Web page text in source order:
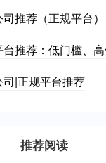
推荐（正规平台）
推荐：低门槛、
|正规平台推荐
推荐阅读